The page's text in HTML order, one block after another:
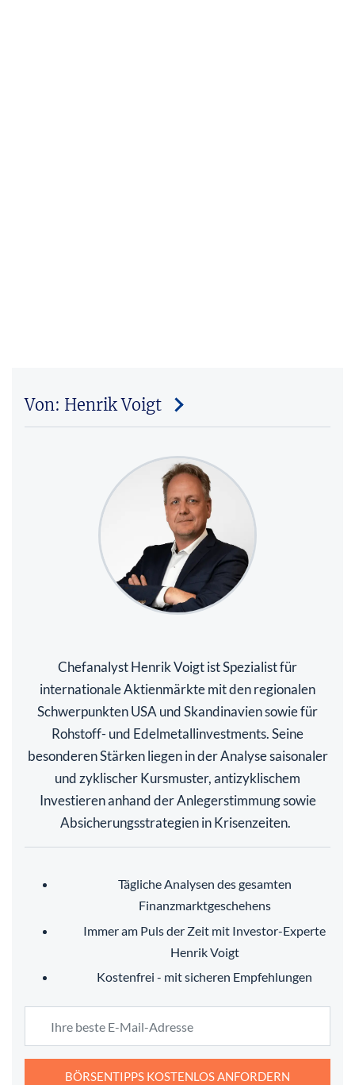
Von: Henrik Voigt
Chefanalyst Henrik Voigt ist Spezialist für
internationale Aktienmärkte mit den regionalen
Schwerpunkten USA und Skandinavien sowie für
Rohstoff- und Edelmetallinvestments. Seine
besonderen Stärken liegen in der Analyse saisonaler
und zyklischer Kursmuster, antizyklischem
Investieren anhand der Anlegerstimmung sowie
Absicherungsstrategien in Krisenzeiten.
Tägliche Analysen des gesamten
Finanzmarktgeschehens
Immer am Puls der Zeit mit Investor-Experte
Henrik Voigt
Kostenfrei - mit sicheren Empfehlungen
BÖRSENTIPPS KOSTENLOS ANFORDERN